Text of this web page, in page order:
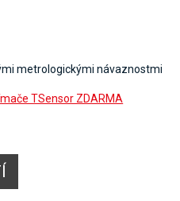
metrologickými návaznostmi
TSensor ZDARMA